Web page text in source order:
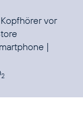
vor
|
2